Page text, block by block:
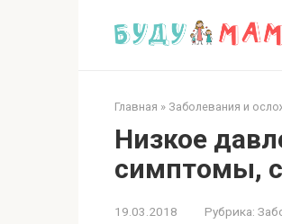
Главная » Заболевания и
Низкое
симптомы,
19.03.2018 Рубрика: